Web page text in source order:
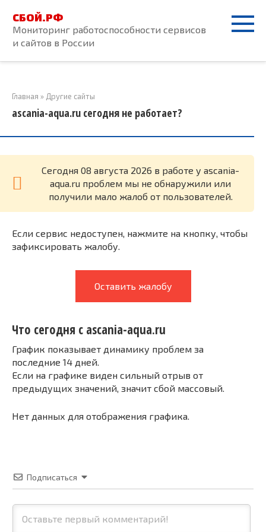
контенту
СБОЙ.РФ
Мониторинг работоспособности сервисов
и сайтов в России
Главная » Другие сайты
ascania-aqua.ru сегодня не работает?
Cегодня 08 августа 2026 в работе у ascania-
aqua.ru проблем мы не обнаружили или
получили мало жалоб от пользователей.
Если сервис недоступен, нажмите на кнопку, чтобы
зафиксировать жалобу.
Оставить жалобу
Что сегодня с ascania-aqua.ru
График показывает динамику проблем за
последние 14 дней.
Если на графике виден сильный отрыв от
предыдущих значений, значит сбой массовый.
Нет данных для отображения графика.
Подписаться